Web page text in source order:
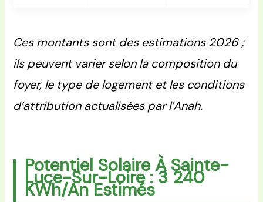
Ces montants sont des estimations 2026 ;
ils peuvent varier selon la composition du
foyer, le type de logement et les conditions
d’attribution actualisées par l’Anah.
Potentiel Solaire À Sainte-
Luce-Sur-Loire : 3 240
KWh/an Estimés